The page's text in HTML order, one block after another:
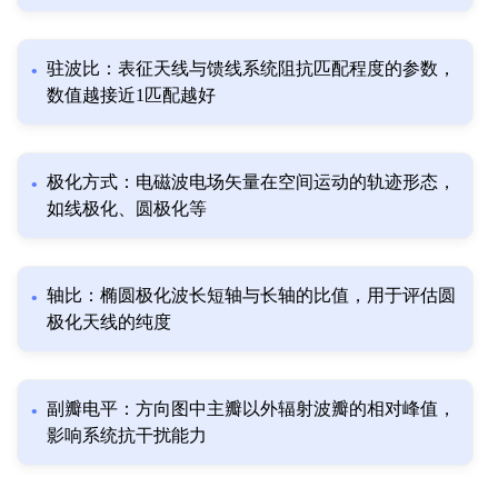
驻波比：表征天线与馈线系统阻抗匹配程度的参数，
数值越接近1匹配越好
极化方式：电磁波电场矢量在空间运动的轨迹形态，
如线极化、圆极化等
轴比：椭圆极化波长短轴与长轴的比值，用于评估圆
极化天线的纯度
副瓣电平：方向图中主瓣以外辐射波瓣的相对峰值，
影响系统抗干扰能力